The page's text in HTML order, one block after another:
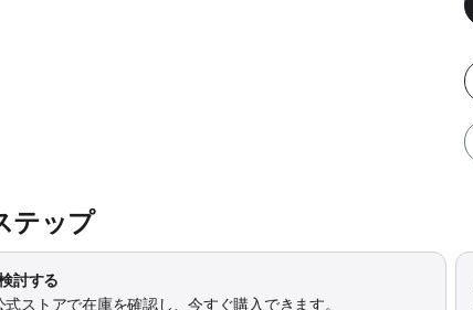
テップ
討する
式ストアで在庫を確認し、今すぐ購入できます。